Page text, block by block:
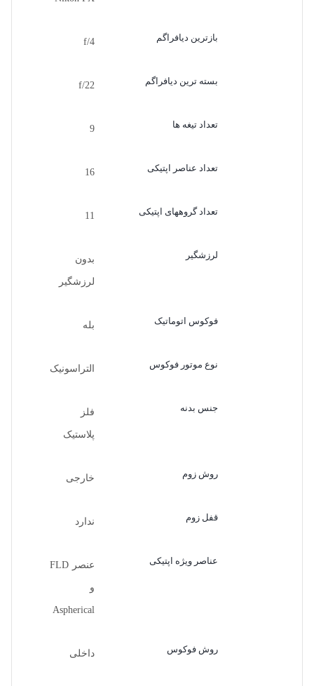
بازترین دیافراگم f/4
بسته ترین دیافراگم f/22
تعداد تیغه ها 9
تعداد عناصر اپتیکی 16
تعداد گروههای اپتیکی 11
لرزشگیر بدون
لرزشگیر
فوکوس اتوماتیک بله
نوع موتور فوکوس التراسونیک
جنس بدنه فلز
پلاستیک
روش زوم خارجی
قفل زوم ندارد
عناصر ویژه اپتیکی عنصر FLD
و
Aspherical
روش فوکوس داخلی